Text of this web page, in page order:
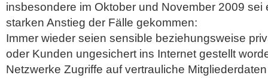
insbesondere im Oktober und November 2009
starken Anstieg der Fälle gekommen:
Immer wieder seien sensible beziehungsweise
oder Kunden ungesichert ins Internet gestellt
Netzwerke Zugriffe auf vertrauliche